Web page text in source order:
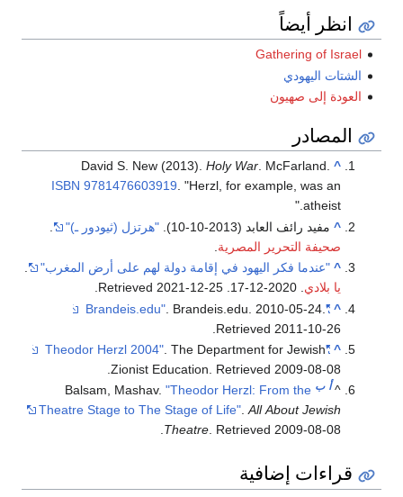
انظر أيضاً
Gathering of Israel
الشتات اليهودي
العودة إلى صهيون
المصادر
^
David S. New (2013).Holy War. McFarland.
ISBN 9781476603919. Herzl, for example, was an
atheist.
^ مفيد رائف العابد (2013-10-10). "هرتزل (ثيودور ـ)"
صحيفة التحرير المصرية
^ "عندما فكر اليهود في إقامة دولة لهم على أرض المغرب"
.
يا بلادي. 2020-12-17
. Retrieved
2021-12-25
.
^
"Brandeis.edu"
. Brandeis.edu. 2010-05-24 .
Retrieved 2011-10-26
^
"Theodor Herzl 2004"
. The Department for Jewish
Zionist Education . Retrieved 2009-08-08
.
^أ ب Balsam, Mashav."Theodor Herzl: From the
Theatre Stage to The Stage of Life".All About Jewish
Theatre. Retrieved2009-08-08
.
قراءات إضافية